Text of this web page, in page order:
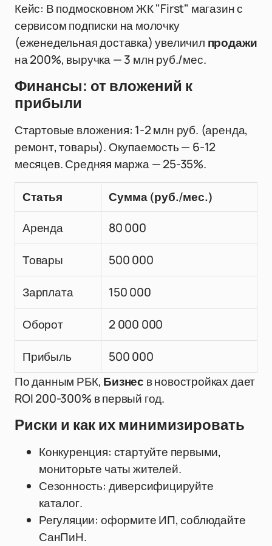
Кейс: В подмосковном ЖК "First" магазин с
сервисом подписки на молочку
(еженедельная доставка) увеличил продажи
на 200%, выручка — 3 млн руб./мес.
Финансы: от вложений к
прибыли
Стартовые вложения: 1-2 млн руб. (аренда,
ремонт, товары). Окупаемость — 6-12
месяцев. Средняя маржа — 25-35%.
Статья Сумма (руб./мес.)
Аренда 80 000
Товары 500 000
Зарплата 150 000
Оборот 2 000 000
Прибыль
500 000
По данным РБК, Бизнес в новостройках дает
ROI 200-300% в первый год.
Риски и как их минимизировать
Конкуренция: стартуйте первыми,
мониторьте чаты жителей.
Сезонность: диверсифицируйте
каталог.
Регуляции: оформите ИП, соблюдайте
СанПиН.